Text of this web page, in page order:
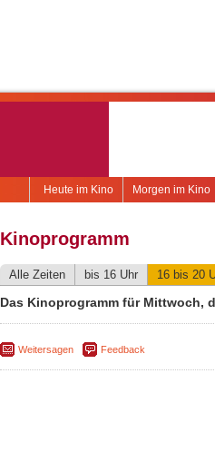
Morgen im Kino
Heute im Kino
Kinoprogramm
Alle Zeiten bis 16 Uhr 16 bis 20
Das Kinoprogramm für Mittwoch,
Weitersagen Feedback